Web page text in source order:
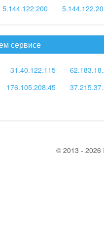
5.144.122.200
сервисе
31.40.122.115
176.105.208.45
© 2013 - 2026